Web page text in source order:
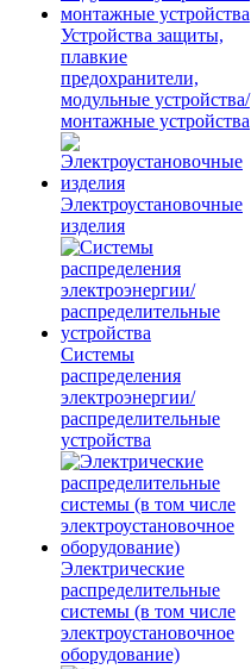
Устройства защиты,
плавкие
предохранители,
модульные устройства/
монтажные устройства
Электроустановочные
изделия
Системы
распределения
электроэнергии/
распределительные
устройства
Электрические
распределительные
системы (в том числе
электроустановочное
оборудование)